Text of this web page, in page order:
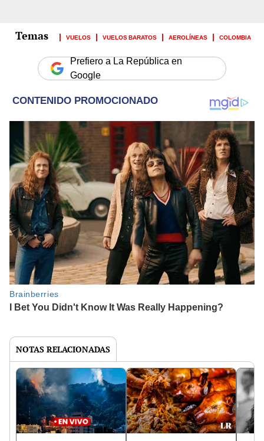
VUELOS VUELOS BARATOS AEROLÍNEAS COLOMBIA
Prefiero a La República en
Google
NOTAS RELACIONADAS